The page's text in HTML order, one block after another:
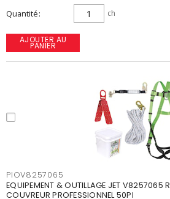
Quantité ch
AJOUTER AU
PANIER
PIOV8257065
EQUIPEMENT & OUTILLAGE JET V8257065
COUVREUR PROFESSIONNEL 50PI